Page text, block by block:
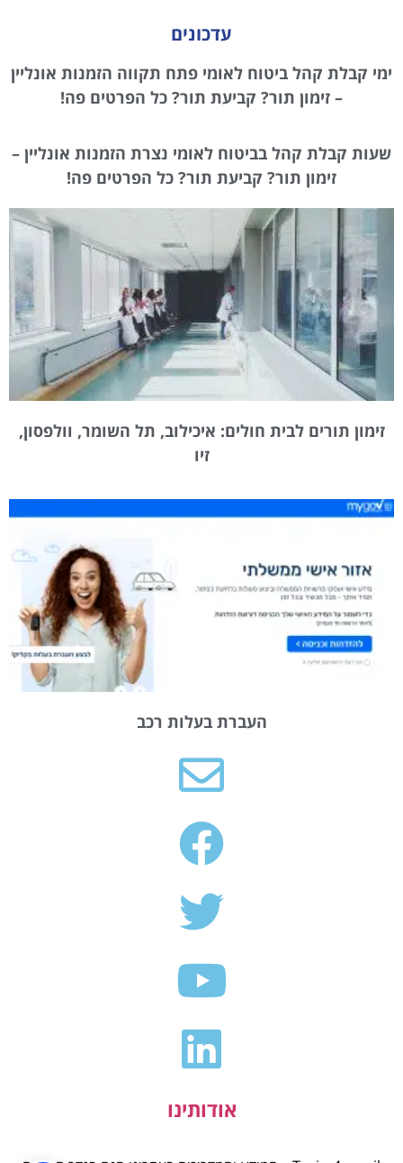
עדכונים
ימי קבלת קהל ביטוח לאומי פתח תקווה הזמנות אונליין
– זימון תור? קביעת תור? כל הפרטים פה!
שעות קבלת קהל בביטוח לאומי נצרת הזמנות אונליין –
זימון תור? קביעת תור? כל הפרטים פה!
זימון תורים לבית חולים: איכילוב, תל השומר, וולפסון,
זיו
העברת בעלות רכב
אודותינו